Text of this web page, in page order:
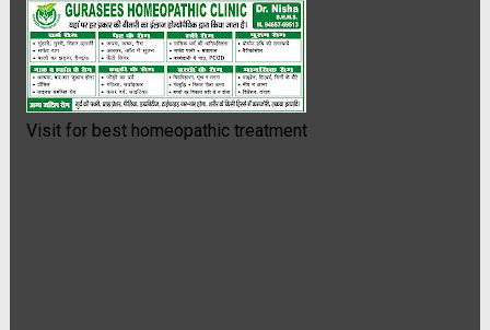
Visit for best homeopathic treatment